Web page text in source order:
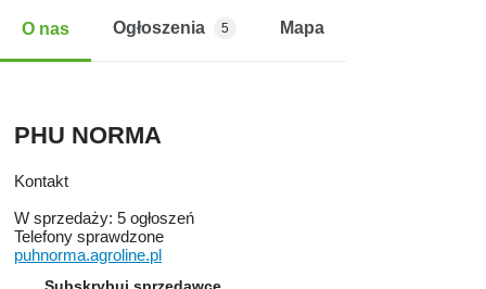
O nas Ogłoszenia 5 Mapa
PHU NORMA
Kontakt
W sprzedaży: 5 ogłoszeń
Telefony sprawdzone
puhnorma.agroline.pl